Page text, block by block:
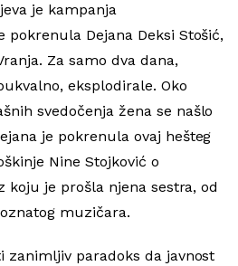
je kampanja
pokrenula Dejana Deksi Stošić,
Za samo dva dana,
eksplodirale. Oko
svedočenja žena se našlo
je pokrenula ovaj hešteg
Nine Stojković o
je prošla njena sestra, od
muzičara.
zanimljiv paradoks da javnost